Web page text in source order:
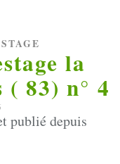
la
83) n° 4
publié depuis